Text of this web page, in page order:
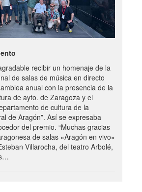
recibir un homenaje de la
de salas de música en directo
anual con la presencia de la
de ayto. de Zaragoza y el
de cultura de la
de Aragón”. Así se expresaba
del premio. “Muchas gracias
de salas «Aragón en vivo»
Villarocha, del teatro Arbolé,